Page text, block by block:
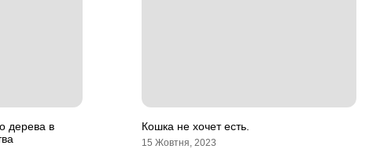
дерева в
Кошка не хочет есть.
15 Жовтня, 2023